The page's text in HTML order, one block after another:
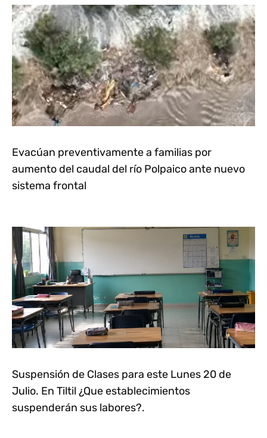
Evacúan preventivamente a familias por
aumento del caudal del río Polpaico ante nuevo
sistema frontal
Suspensión de Clases para este Lunes 20 de
Julio. En Tiltil ¿Que establecimientos
suspenderán sus labores?.